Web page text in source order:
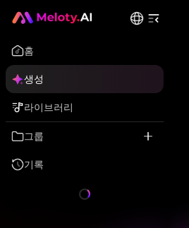
홈
생성
라이브러리
그룹
기록